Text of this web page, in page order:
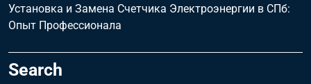
Установка и Замена Счетчика Электроэнергии в СПб:
Опыт Профессионала
Search